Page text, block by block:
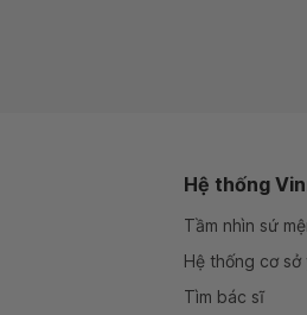
Hệ thống
Tầm nhìn sứ
Hệ thống cơ sở
Tìm bác sĩ